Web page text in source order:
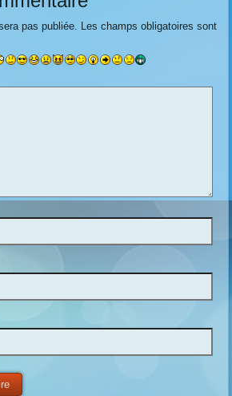
pas publiée. Les champs obligatoires sont